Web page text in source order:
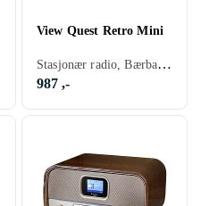
View Quest Retro Mini
Stasjonær radio, Bærbar radio, FM, AM, Internetströmning, DAB, DAB+, Batteri, Klokkeradio med alarm, Fjernkontroll, Projeksjon av tid, Display, Retro Radio, Hodetelefonutgang, USB, Analog 3,5mm-inngang
987 ,-